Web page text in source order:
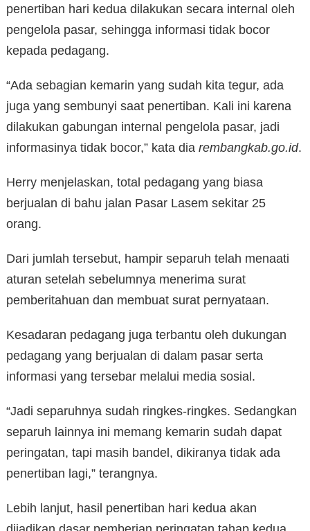
penertiban hari kedua dilakukan secara internal oleh
pengelola pasar, sehingga informasi tidak bocor
kepada pedagang.
“Ada sebagian kemarin yang sudah kita tegur, ada
juga yang sembunyi saat penertiban. Kali ini karena
dilakukan gabungan internal pengelola pasar, jadi
informasinya tidak bocor,” kata dia rembangkab.go.id.
Herry menjelaskan, total pedagang yang biasa
berjualan di bahu jalan Pasar Lasem sekitar 25
orang.
Dari jumlah tersebut, hampir separuh telah menaati
aturan setelah sebelumnya menerima surat
pemberitahuan dan membuat surat pernyataan.
Kesadaran pedagang juga terbantu oleh dukungan
pedagang yang berjualan di dalam pasar serta
informasi yang tersebar melalui media sosial.
“Jadi separuhnya sudah ringkes-ringkes. Sedangkan
separuh lainnya ini memang kemarin sudah dapat
peringatan, tapi masih bandel, dikiranya tidak ada
penertiban lagi,” terangnya.
Lebih lanjut, hasil penertiban hari kedua akan